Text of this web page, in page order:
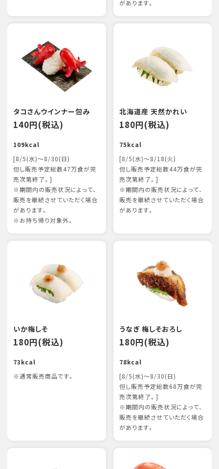
があります。
タコさんウインナー包み
140円(税込)
109kcal
[8/5(水)～8/30(日)
但し販売予定総数47万食が完
売次第終了。]
※期間内の販売状況によって、
販売を継続させていただく場合
があります。
※お持ち帰り対象外。
北海道産 天然かれい
180円(税込)
75kcal
[8/5(水)～8/18(火)
但し販売予定総数44万食が完
売次第終了。]
※期間内の販売状況によって、
販売を継続させていただく場合
があります。
いか梅しそ
180円(税込)
73kcal
※通常販売商品です。
うなぎ 梅しそおろし
180円(税込)
78kcal
[8/5(水)～8/30(日)
但し販売予定総数68万食が完
売次第終了。]
※期間内の販売状況によって、
販売を継続させていただく場合
があります。